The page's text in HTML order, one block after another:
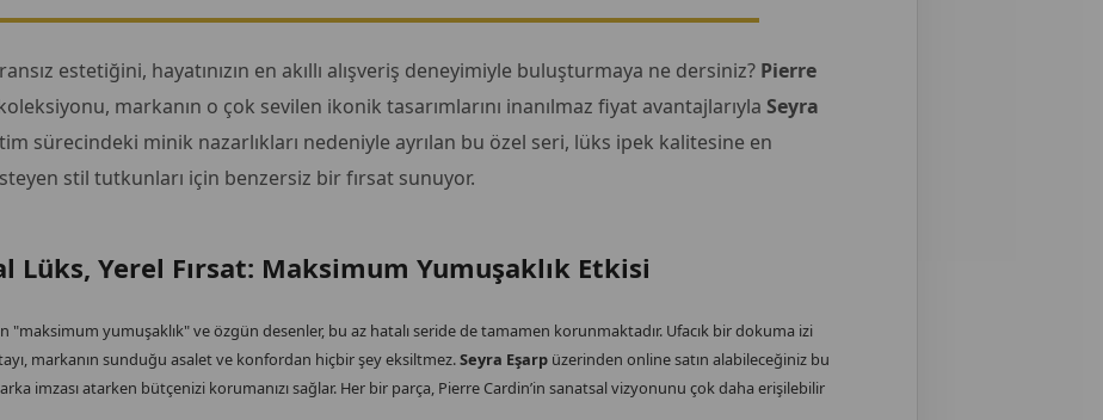
estetiğini, hayatınızın en akıllı alışveriş deneyimiyle buluşturmaya ne dersiniz? Pierre
markanın o çok sevilen ikonik tasarımlarını inanılmaz fiyat avantajlarıyla Seyra
sürecindeki minik nazarlıkları nedeniyle ayrılan bu özel seri, lüks ipek kalitesine en
stil tutkunları için benzersiz bir fırsat sunuyor.
Lüks, Yerel Fırsat: Maksimum Yumuşaklık Etkisi
"maksimum yumuşaklık" ve özgün desenler, bu az hatalı seride de tamamen korunmaktadır. Ufacık bir dokuma izi
markanın sunduğu asalet ve konfordan hiçbir şey eksiltmez.Seyra Eşarpüzerinden online satın alabileceğiniz bu
imzası atarken bütçenizi korumanızı sağlar. Her bir parça, Pierre Cardin’in sanatsal vizyonunu çok daha erişilebilir